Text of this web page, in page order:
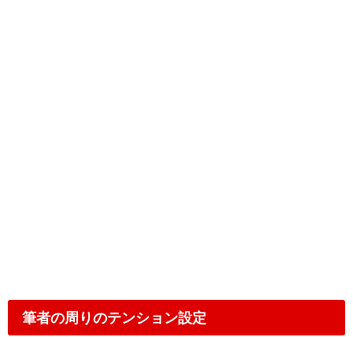
筆者の周りのテンション設定